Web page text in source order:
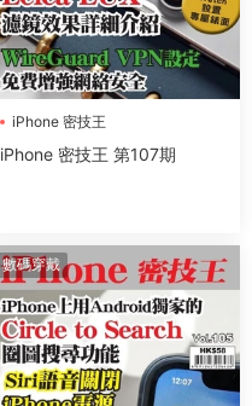
iPhone 密技王
iPhone 密技王 第107期
數碼穿戴